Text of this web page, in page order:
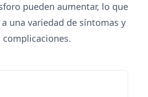
pueden aumentar, lo que
una variedad de síntomas y
complicaciones.